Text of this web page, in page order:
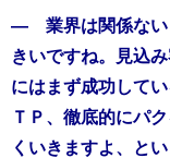
― 業界は関係ない
きいですね。見込
にはまず成功して
ＴＰ、徹底的にパ
くいきますよ、とい